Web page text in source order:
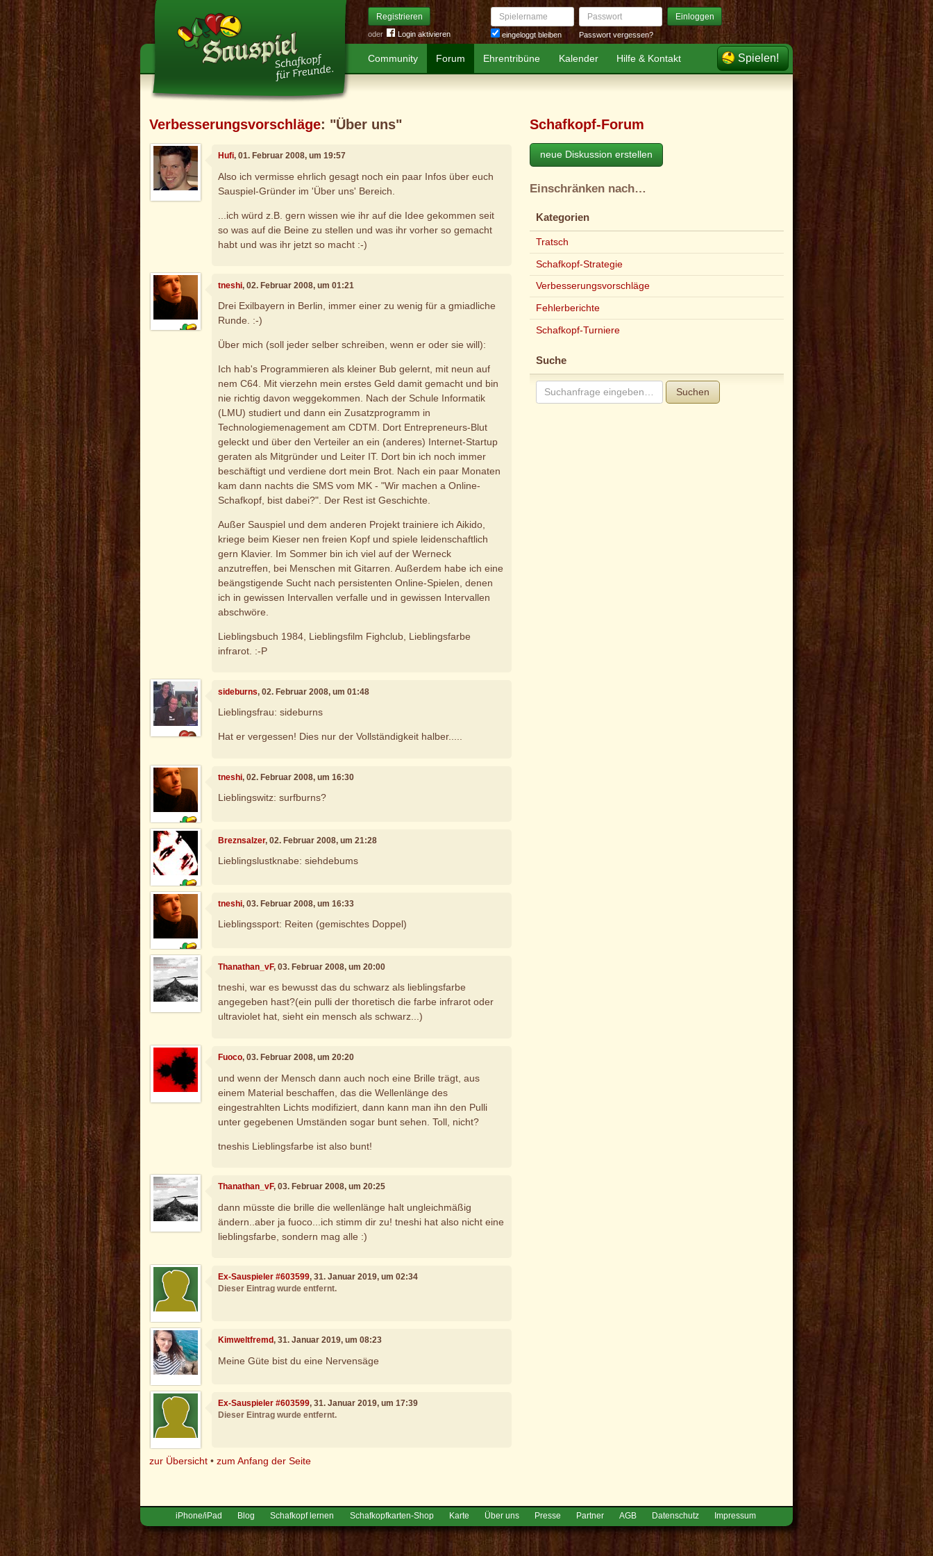
Registrieren
oder Login aktivieren
Spielername
eingeloggt bleiben
Passwort Einloggen
Passwort vergessen?
Community Forum Ehrentribüne Kalender Hilfe & Kontakt Spielen!
Verbesserungsvorschläge: "Über uns"
Hufi, 01. Februar 2008, um 19:57
Also ich vermisse ehrlich gesagt noch ein paar Infos über euch
Sauspiel-Gründer im 'Über uns' Bereich.
...ich würd z.B. gern wissen wie ihr auf die Idee gekommen seit
so was auf die Beine zu stellen und was ihr vorher so gemacht
habt und was ihr jetzt so macht :-)
tneshi, 02. Februar 2008, um 01:21
Drei Exilbayern in Berlin, immer einer zu wenig für a gmiadliche
Runde. :-)
Über mich (soll jeder selber schreiben, wenn er oder sie will):
Ich hab's Programmieren als kleiner Bub gelernt, mit neun auf
nem C64. Mit vierzehn mein erstes Geld damit gemacht und bin
nie richtig davon weggekommen. Nach der Schule Informatik
(LMU) studiert und dann ein Zusatzprogramm in
Technologiemenagement am CDTM. Dort Entrepreneurs-Blut
geleckt und über den Verteiler an ein (anderes) Internet-Startup
geraten als Mitgründer und Leiter IT. Dort bin ich noch immer
beschäftigt und verdiene dort mein Brot. Nach ein paar Monaten
kam dann nachts die SMS vom MK - "Wir machen a Online-
Schafkopf, bist dabei?". Der Rest ist Geschichte.
Außer Sauspiel und dem anderen Projekt trainiere ich Aikido,
kriege beim Kieser nen freien Kopf und spiele leidenschaftlich
gern Klavier. Im Sommer bin ich viel auf der Werneck
anzutreffen, bei Menschen mit Gitarren. Außerdem habe ich eine
beängstigende Sucht nach persistenten Online-Spielen, denen
ich in gewissen Intervallen verfalle und in gewissen Intervallen
abschwöre.
Lieblingsbuch 1984, Lieblingsfilm Fighclub, Lieblingsfarbe
infrarot. :-P
sideburns, 02. Februar 2008, um 01:48
Lieblingsfrau: sideburns
Hat er vergessen! Dies nur der Vollständigkeit halber.....
tneshi, 02. Februar 2008, um 16:30
Lieblingswitz: surfburns?
Breznsalzer, 02. Februar 2008, um 21:28
Lieblingslustknabe: siehdebums
tneshi, 03. Februar 2008, um 16:33
Lieblingssport: Reiten (gemischtes Doppel)
Thanathan_vF, 03. Februar 2008, um 20:00
tneshi, war es bewusst das du schwarz als lieblingsfarbe
angegeben hast?(ein pulli der thoretisch die farbe infrarot oder
ultraviolet hat, sieht ein mensch als schwarz...)
Fuoco, 03. Februar 2008, um 20:20
und wenn der Mensch dann auch noch eine Brille trägt, aus
einem Material beschaffen, das die Wellenlänge des
eingestrahlten Lichts modifiziert, dann kann man ihn den Pulli
unter gegebenen Umständen sogar bunt sehen. Toll, nicht?
tneshis Lieblingsfarbe ist also bunt!
Thanathan_vF, 03. Februar 2008, um 20:25
dann müsste die brille die wellenlänge halt ungleichmäßig
ändern..aber ja fuoco...ich stimm dir zu! tneshi hat also nicht eine
lieblingsfarbe, sondern mag alle :)
Ex-Sauspieler #603599, 31. Januar 2019, um 02:34
Dieser Eintrag wurde entfernt.
Kimweltfremd, 31. Januar 2019, um 08:23
Meine Güte bist du eine Nervensäge
Ex-Sauspieler #603599, 31. Januar 2019, um 17:39
Dieser Eintrag wurde entfernt.
zur Übersicht •zum Anfang der Seite
Schafkopf-Forum
neue Diskussion erstellen
Einschränken nach…
Kategorien
Tratsch
Schafkopf-Strategie
Verbesserungsvorschläge
Fehlerberichte
Schafkopf-Turniere
Suche
Suchen
iPhone/iPad Blog Schafkopf lernen Schafkopfkarten-Shop Karte Über uns Presse Partner AGB Datenschutz Impressum